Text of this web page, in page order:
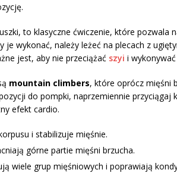
to klasyczne ćwiczenie, które pozwala
je wykonać, należy leżeć na plecach z
jest, aby nie przeciążać szyi i wykonywać
mountain climbers, które oprócz mięśni
do pompki, naprzemiennie przyciągaj
efekt cardio.
i stabilizuje mięśnie.
górne partie mięśni brzucha.
wiele grup mięśniowych i poprawiają